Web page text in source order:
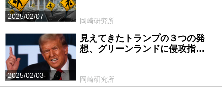
2025/02/07
岡崎研究所
2025/02/03
見えてきたトランプの３つの発
想、グリーンランドに侵攻指…
岡崎研究所